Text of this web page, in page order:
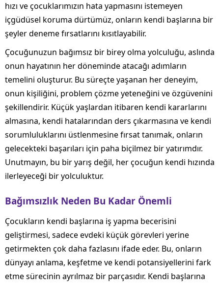
hızı ve çocuklarımızın hata yapmasını istemeyen
içgüdüsel koruma dürtümüz, onların kendi başlarına bir
şeyler deneme fırsatlarını kısıtlayabilir.
Çocuğunuzun bağımsız bir birey olma yolculuğu, aslında
onun hayatının her döneminde atacağı adımların
temelini oluşturur. Bu süreçte yaşanan her deneyim,
onun kişiliğini, problem çözme yeteneğini ve özgüvenini
şekillendirir. Küçük yaşlardan itibaren kendi kararlarını
almasına, kendi hatalarından ders çıkarmasına ve kendi
sorumluluklarını üstlenmesine fırsat tanımak, onların
gelecekteki başarıları için paha biçilmez bir yatırımdır.
Unutmayın, bu bir yarış değil, her çocuğun kendi hızında
ilerleyeceği bir yolculuktur.
Bağımsızlık Neden Bu Kadar Önemli
Çocukların kendi başlarına iş yapma becerisini
geliştirmesi, sadece evdeki küçük görevleri yerine
getirmekten çok daha fazlasını ifade eder. Bu, onların
dünyayı anlama, keşfetme ve kendi potansiyellerini fark
etme sürecinin ayrılmaz bir parçasıdır. Kendi başlarına